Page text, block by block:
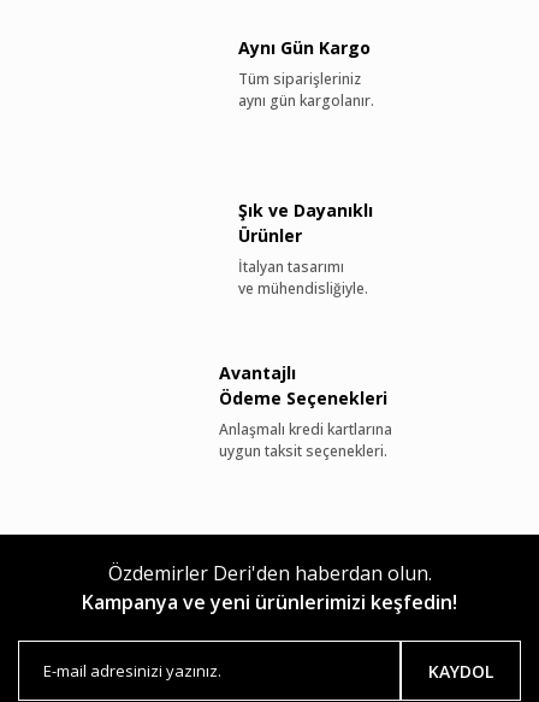
Aynı Gün Kargo
Tüm siparişleriniz
aynı gün kargolanır.
Şık ve Dayanıklı
Ürünler
İtalyan tasarımı
ve mühendisliğiyle.
Avantajlı
Ödeme Seçenekleri
Anlaşmalı kredi kartlarına
uygun taksit seçenekleri.
Özdemirler Deri'den haberdan olun.
Kampanya ve yeni ürünlerimizi keşfedin!
KAYDOL